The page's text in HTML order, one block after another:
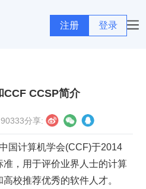
CCF CCSP简介
90333分享:
国计算机学会(CCF)于2014
，用于评价业界人士的计算
校推荐优秀的软件人才。